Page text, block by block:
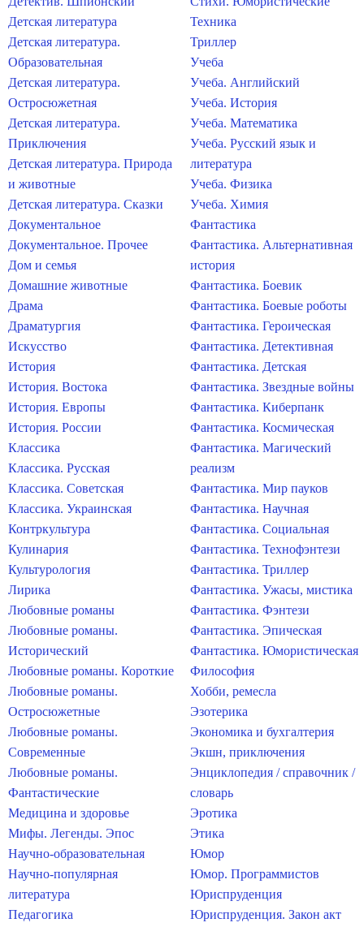
Детская литература
Детская литература.
Образовательная
Детская литература.
Остросюжетная
Детская литература.
Приключения
Детская литература. Природа
и животные
Детская литература. Сказки
Документальное
Документальное. Прочее
Дом и семья
Домашние животные
Драма
Драматургия
Искусство
История
История. Востока
История. Европы
История. России
Классика
Классика. Русская
Классика. Советская
Классика. Украинская
Контркультура
Кулинария
Культурология
Лирика
Любовные романы
Любовные романы.
Исторический
Любовные романы. Короткие
Любовные романы.
Остросюжетные
Любовные романы.
Современные
Любовные романы.
Фантастические
Медицина и здоровье
Мифы. Легенды. Эпос
Научно-образовательная
Научно-популярная
литература
Педагогика
Техника
Триллер
Учеба
Учеба. Английский
Учеба. История
Учеба. Математика
Учеба. Русский язык и
литература
Учеба. Физика
Учеба. Химия
Фантастика
Фантастика. Альтернативная
история
Фантастика. Боевик
Фантастика. Боевые роботы
Фантастика. Героическая
Фантастика. Детективная
Фантастика. Детская
Фантастика. Звездные войны
Фантастика. Киберпанк
Фантастика. Космическая
Фантастика. Магический
реализм
Фантастика. Мир пауков
Фантастика. Научная
Фантастика. Социальная
Фантастика. Технофэнтези
Фантастика. Триллер
Фантастика. Ужасы, мистика
Фантастика. Фэнтези
Фантастика. Эпическая
Фантастика. Юмористическая
Философия
Хобби, ремесла
Эзотерика
Экономика и бухгалтерия
Экшн, приключения
Энциклопедия / справочник /
словарь
Эротика
Этика
Юмор
Юмор. Программистов
Юриспруденция
Юриспруденция. Закон акт